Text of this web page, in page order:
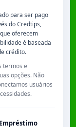
para ser pago
do Credtips,
oferecem
é baseada
crédito.
termos e
opções. Não
usuários